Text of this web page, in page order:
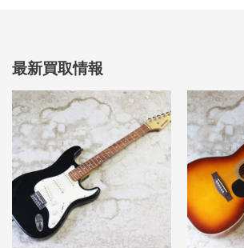
最新買取情報